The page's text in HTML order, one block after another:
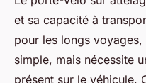
et sa capacité à
pour les longs
simple, mais nécessite
présent sur le véhicule.